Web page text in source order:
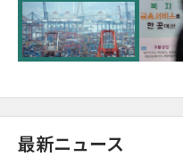
が初の1000億ドル突破
最新ニュース